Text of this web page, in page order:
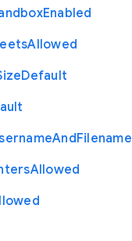
Enabled
Allowed
Default
AndFilename
Allowed